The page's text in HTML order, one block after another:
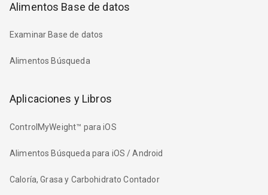
Alimentos Base de datos
Examinar Base de datos
Alimentos Búsqueda
Aplicaciones y Libros
ControlMyWeight™ para iOS
Alimentos Búsqueda para iOS / Android
Caloría, Grasa y Carbohidrato Contador